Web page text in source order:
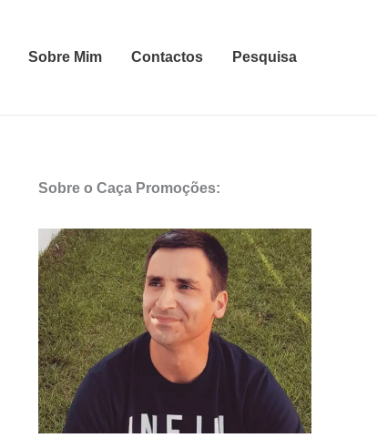
Sobre Mim Contactos Pesquisa
Sobre o Caça Promoções: